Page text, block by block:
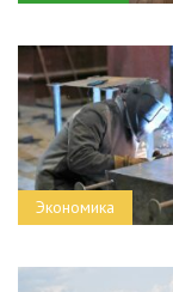
Экономика